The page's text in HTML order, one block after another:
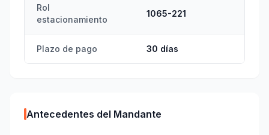
Rol
estacionamiento
1065-221
Plazo de pago 30 días
Antecedentes del Mandante